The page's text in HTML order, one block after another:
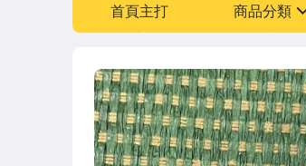
首頁主打 商品分類